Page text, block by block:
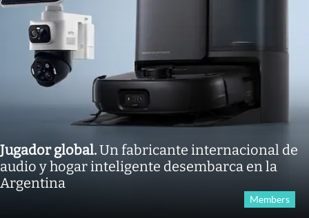
Jugador global.Un fabricante internacional de
audio y hogar inteligente desembarca en la
Argentina
Members